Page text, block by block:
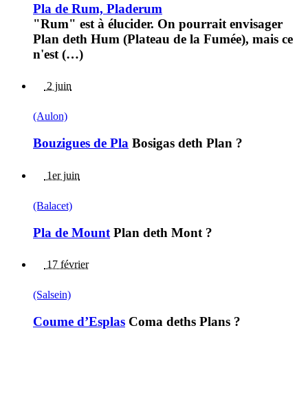
Pla de Rum, Pladerum
"Rum" est à élucider. On pourrait envisager
Plan deth Hum (Plateau de la Fumée), mais ce
n'est (…)
2 juin
(Aulon)
Bouzigues de Pla Bosigas deth Plan ?
1er juin
(Balacet)
Pla de Mount Plan deth Mont ?
17 février
(Salsein)
Coume d’Esplas Coma deths Plans ?